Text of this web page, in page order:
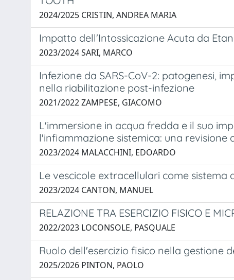
2024/2025 CRISTIN, ANDREA MARIA
Impatto dell'Intossicazione Acuta da
2023/2024 SARI, MARCO
Infezione da SARS-CoV-2: patogenesi,
nella riabilitazione post-infezione
2021/2022 ZAMPESE, GIACOMO
L'immersione in acqua fredda e il suo
l'infiammazione sistemica: una revisione
2023/2024 MALACCHINI, EDOARDO
Le vescicole extracellulari come
2023/2024 CANTON, MANUEL
RELAZIONE TRA ESERCIZIO FISICO E
2022/2023 LOCONSOLE, PASQUALE
Ruolo dell'esercizio fisico nella gestione
2025/2026 PINTON, PAOLO